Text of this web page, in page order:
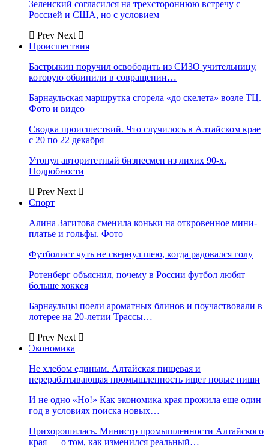
Зеленский согласился на трехстороннюю встречу с
Россией и США, но с условием
Prev Next
Происшествия
Бастрыкин поручил освободить из СИЗО учительницу,
которую обвинили в совращении…
Барнаульская маршрутка сгорела «до скелета» возле ТЦ.
Фото и видео
Сводка происшествий. Что случилось в Алтайском крае
с 20 по 22 декабря
Утонул авторитетный бизнесмен из лихих 90-х.
Подробности
Prev Next
Спорт
Алина Загитова сменила коньки на откровенное мини-
платье и гольфы. Фото
Футболист чуть не свернул шею, когда радовался голу
Ротенберг объяснил, почему в России футбол любят
больше хоккея
Барнаульцы поели ароматных блинов и поучаствовали в
лотерее на 20-летии Трассы…
Prev Next
Экономика
Не хлебом единым. Алтайская пищевая и
перерабатывающая промышленность ищет новые ниши
И не одно «Но!» Как экономика края прожила еще один
год в условиях поиска новых…
Прихорошилась. Министр промышленности Алтайского
края — о том, как изменился реальный…